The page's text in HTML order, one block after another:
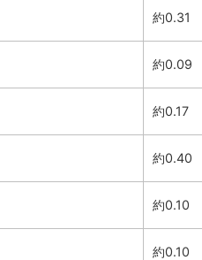
約0.31
約0.09
約0.17
約0.40
約0.10
約0.10